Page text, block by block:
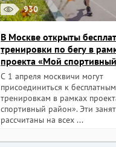
930
В Москве открыты
тренировки по бегу в
проекта «Мой
С 1 апреля москвичи могут
присоединиться к
тренировкам в рамках
спортивный район». Эти
рассчитаны на всех ...